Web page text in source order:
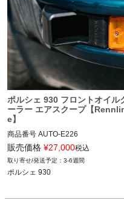
ポルシェ 930 フロントオイル
ーラー エアスクープ【
e】
商品番号 AUTO-E226
E226
ポルシェ 930 74-89
販売価格 ¥27,000税込
3-6週間
ポルシェ 930